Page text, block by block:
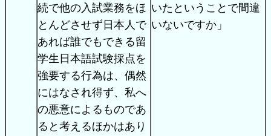
続で他の入試業務をほ
とんどさせず日本人で
あれば誰でもできる留
学生日本語試験採点を
強要する行為は、偶然
にはなされ得ず、私へ
の悪意によるものであ
ると考えるほかはあり
いたということで間違
いないですか」